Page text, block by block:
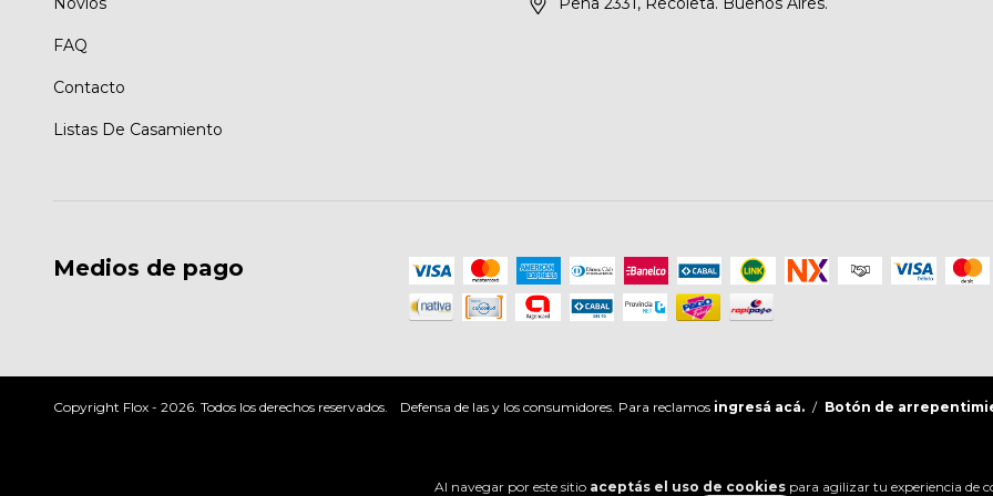
Al navegar por este sitio aceptás el uso de cookies para agilizar tu experiencia de
FAQ
Contacto
Listas De Casamiento
Medios de pago
Copyright Flox - 2026. Todos los derechos reservados. Defensa de las y los consumidores. Para reclamos ingresá acá. / Botón de